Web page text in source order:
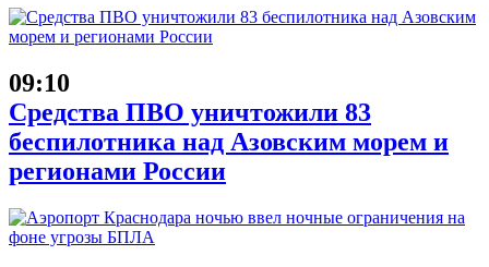
09:10
Средства ПВО уничтожили 83
беспилотника над Азовским морем и
регионами России